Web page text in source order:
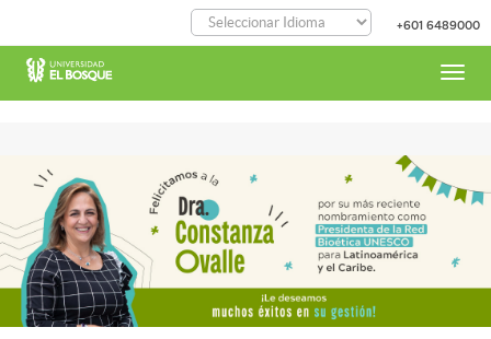
contenido
principal
+601 6489000